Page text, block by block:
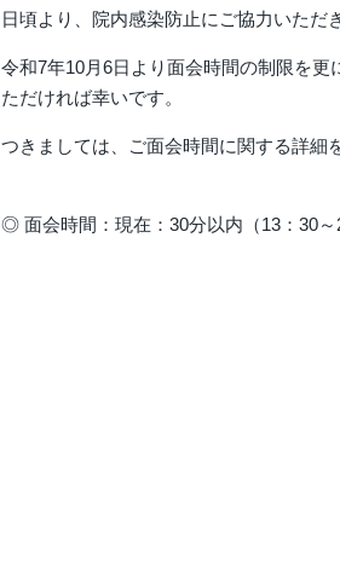
日頃より、院内感染防止にご協力いただ
令和7年10月6日より面会時間の制限を
ただければ幸いです。
つきましては、ご面会時間に関する詳細
◎ 面会時間：現在：30分以内（13：30
（令和7年